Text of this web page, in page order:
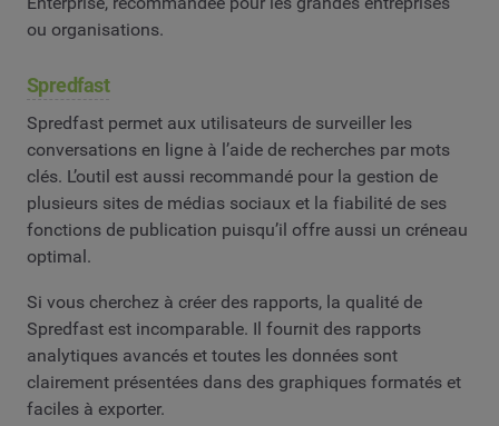
ou organisations.
Spredfast
Spredfast permet aux utilisateurs de surveiller les
conversations en ligne à l’aide de recherches par mots
clés. L’outil est aussi recommandé pour la gestion de
plusieurs sites de médias sociaux et la fiabilité de ses
fonctions de publication puisqu’il offre aussi un créneau
optimal.
Si vous cherchez à créer des rapports, la qualité de
Spredfast est incomparable. Il fournit des rapports
analytiques avancés et toutes les données sont
clairement présentées dans des graphiques formatés et
faciles à exporter.